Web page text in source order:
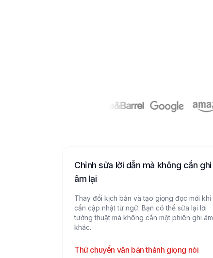
Chỉnh sửa lời dẫn mà không cần ghi
âm lại
Thay đổi kịch bản và tạo giọng đọc mới khi
cần cập nhật từ ngữ. Bạn có thể sửa lại lời
tường thuật mà không cần một phiên ghi âm
khác.
Thử chuyển văn bản thành giọng nói